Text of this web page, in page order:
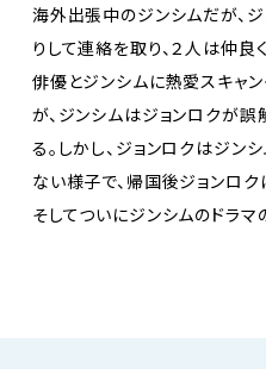
海外出張中のジンシムだが、
りして連絡を取り、２人は仲良
俳優とジンシムに熱愛スキャ
が、ジンシムはジョンロクが
る。しかし、ジョンロクはジン
ない様子で、帰国後ジョンロ
そしてついにジンシムのドラマ